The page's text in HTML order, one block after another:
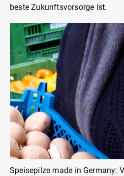
beste Zukunftsvorsorge ist.
Speisepilze made in Germany: